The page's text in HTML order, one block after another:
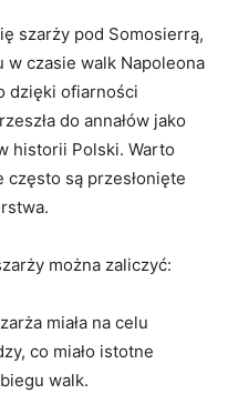
szarży pod ⁢Somosierrą,
w czasie walk Napoleona
⁣dzięki ofiarności
do annałów jako
historii Polski. Warto
są przesłonięte
można zaliczyć:
miała na celu
co miało istotne
⁢walk.